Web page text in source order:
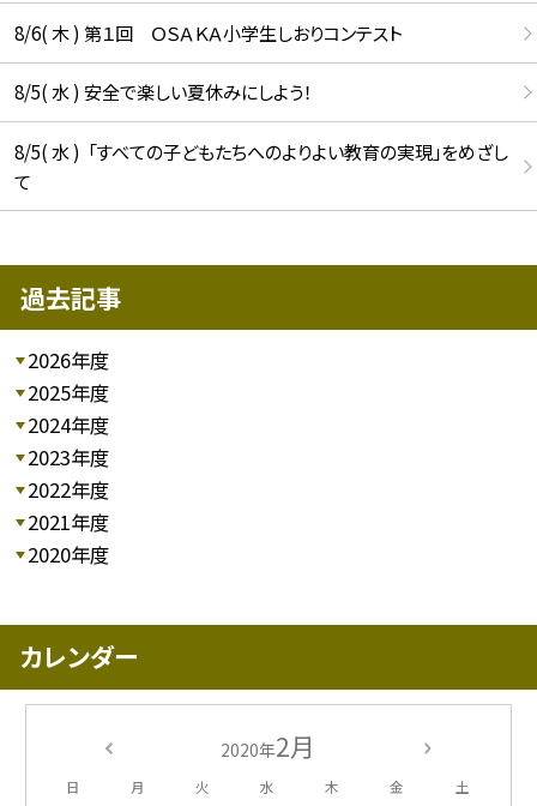
8/6( 木 ) 第１回 ＯＳＡＫＡ小学生しおりコンテスト
8/5( 水 ) 安全で楽しい夏休みにしよう！
8/5( 水 ) 「すべての子どもたちへのよりよい教育の実現」をめざし
て
過去記事
2026年度
2025年度
2024年度
2023年度
2022年度
2021年度
2020年度
カレンダー
2020年2月
日 月 火 水 木 金 土